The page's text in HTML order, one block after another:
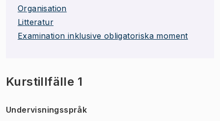
Organisation
Litteratur
Examination inklusive obligatoriska moment
Kurstillfälle 1
Undervisningsspråk